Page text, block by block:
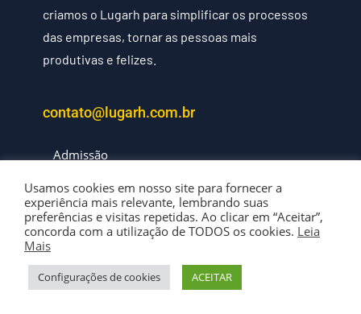
criamos o Lugarh para simplificar os processos
das empresas, tornar as pessoas mais
produtivas e felizes.
contato@lugarh.com.br
Admissão
Gestão
RH
Carreira e Motivação
Usamos cookies em nosso site para fornecer a
experiência mais relevante, lembrando suas
preferências e visitas repetidas. Ao clicar em “Aceitar”,
concorda com a utilização de TODOS os cookies. Leia
Mais
Configurações de cookies ACEITAR